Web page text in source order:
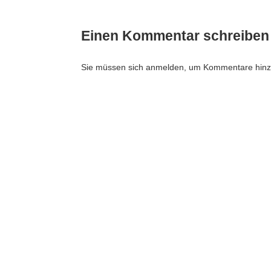
Einen Kommentar schreiben
Sie müssen sich anmelden, um Kommentare